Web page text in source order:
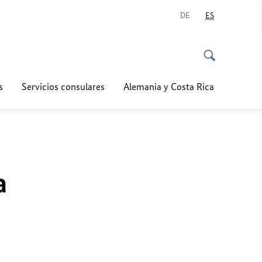
DE ES
Servicios consulares Alemania y Costa Rica